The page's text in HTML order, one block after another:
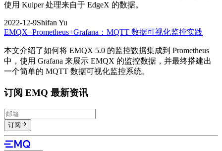
使用 Kuiper 处理来自于 EdgeX 的数据。
2022-12-9Shifan Yu
EMQX+Prometheus+Grafana：MQTT 数据可视化监控实践
本文介绍了如何将 EMQX 5.0 的监控数据集成到 Prometheus
中，使用 Grafana 来展示 EMQX 的监控数据，并最终搭建出
一个简单的 MQTT 数据可视化监控系统。
订阅 EMQ 最新资讯
订阅